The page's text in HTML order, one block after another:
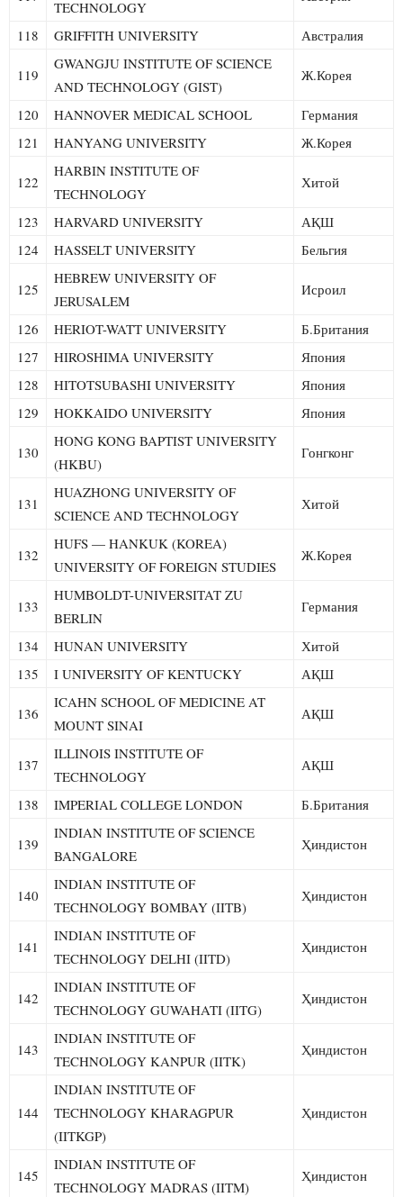
TECHNOLOGY
118 GRIFFITH UNIVERSITY Австралия
119
GWANGJU INSTITUTE OF SCIENCE
AND TECHNOLOGY (GIST)
Ж.Корея
120 HANNOVER MEDICAL SCHOOL
Германия
121
HANYANG UNIVERSITY Ж.Корея
122
HARBIN INSTITUTE OF
TECHNOLOGY
Хитой
123 HARVARD UNIVERSITY
АҚШ
124
HASSELT UNIVERSITY Бельгия
125
HEBREW UNIVERSITY OF
JERUSALEM
Исроил
126 HERIOT-WATT UNIVERSITY
Б.Британия
127
HIROSHIMA UNIVERSITY
Япония
128
HITOTSUBASHI UNIVERSITY
Япония
129
HOKKAIDO UNIVERSITY Япония
130
HONG KONG BAPTIST UNIVERSITY
(HKBU)
Гонгконг
131
HUAZHONG UNIVERSITY OF
SCIENCE AND TECHNOLOGY
Хитой
132
HUFS — HANKUK (KOREA)
UNIVERSITY OF FOREIGN STUDIES
Ж.Корея
133
HUMBOLDT-UNIVERSITAT ZU
BERLIN
Германия
134 HUNAN UNIVERSITY
Хитой
135
I UNIVERSITY OF KENTUCKY АҚШ
136
ICAHN SCHOOL OF MEDICINE AT
MOUNT SINAI
АҚШ
137
ILLINOIS INSTITUTE OF
TECHNOLOGY
АҚШ
138 IMPERIAL COLLEGE LONDON Б.Британия
139
INDIAN INSTITUTE OF SCIENCE
BANGALORE
Ҳиндистон
140
INDIAN INSTITUTE OF
TECHNOLOGY BOMBAY (IITB)
Ҳиндистон
141
INDIAN INSTITUTE OF
TECHNOLOGY DELHI (IITD)
Ҳиндистон
142
INDIAN INSTITUTE OF
TECHNOLOGY GUWAHATI (IITG)
Ҳиндистон
143
INDIAN INSTITUTE OF
TECHNOLOGY KANPUR (IITK)
Ҳиндистон
144
INDIAN INSTITUTE OF
TECHNOLOGY KHARAGPUR
(IITKGP)
Ҳиндистон
145
INDIAN INSTITUTE OF
TECHNOLOGY MADRAS (IITM)
Ҳиндистон